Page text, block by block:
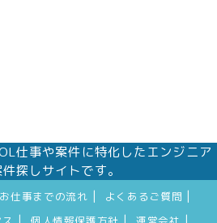
仕事や案件に特化したエンジニア
探しサイトです。
お仕事までの流れ よくあるご質問
個人情報保護方針 運営会社